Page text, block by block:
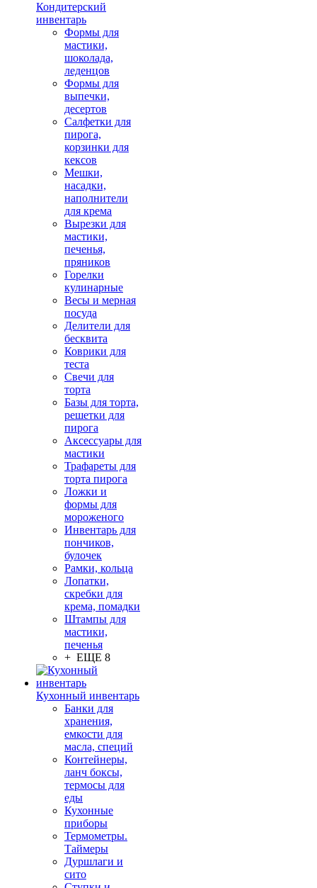
Кондитерский
инвентарь
Формы для
мастики,
шоколада,
леденцов
Формы для
выпечки,
десертов
Салфетки для
пирога,
корзинки для
кексов
Мешки,
насадки,
наполнители
для крема
Вырезки для
мастики,
печенья,
пряников
Горелки
кулинарные
Весы и мерная
посуда
Делители для
бесквита
Коврики для
теста
Свечи для
торта
Базы для торта,
решетки для
пирога
Аксессуары для
мастики
Трафареты для
торта пирога
Ложки и
формы для
мороженого
Инвентарь для
пончиков,
булочек
Рамки, кольца
Лопатки,
скребки для
крема, помадки
Штампы для
мастики,
печенья
+ ЕЩЕ 8
Кухонный инвентарь
Банки для
хранения,
емкости для
масла, специй
Контейнеры,
ланч боксы,
термосы для
еды
Кухонные
приборы
Термометры.
Таймеры
Дуршлаги и
сито